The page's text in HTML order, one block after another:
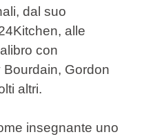
dal suo
alle
con
Gordon
altri.
insegnante uno